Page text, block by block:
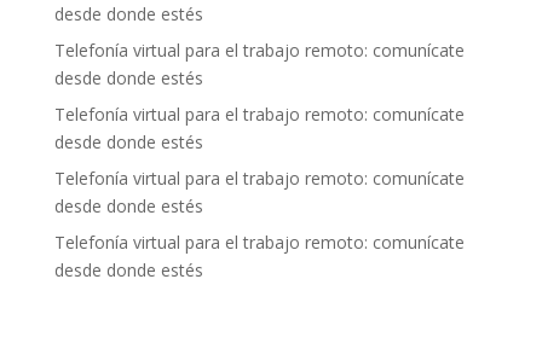
desde donde estés
Telefonía virtual para el trabajo remoto: comunícate
desde donde estés
Telefonía virtual para el trabajo remoto: comunícate
desde donde estés
Telefonía virtual para el trabajo remoto: comunícate
desde donde estés
Telefonía virtual para el trabajo remoto: comunícate
desde donde estés